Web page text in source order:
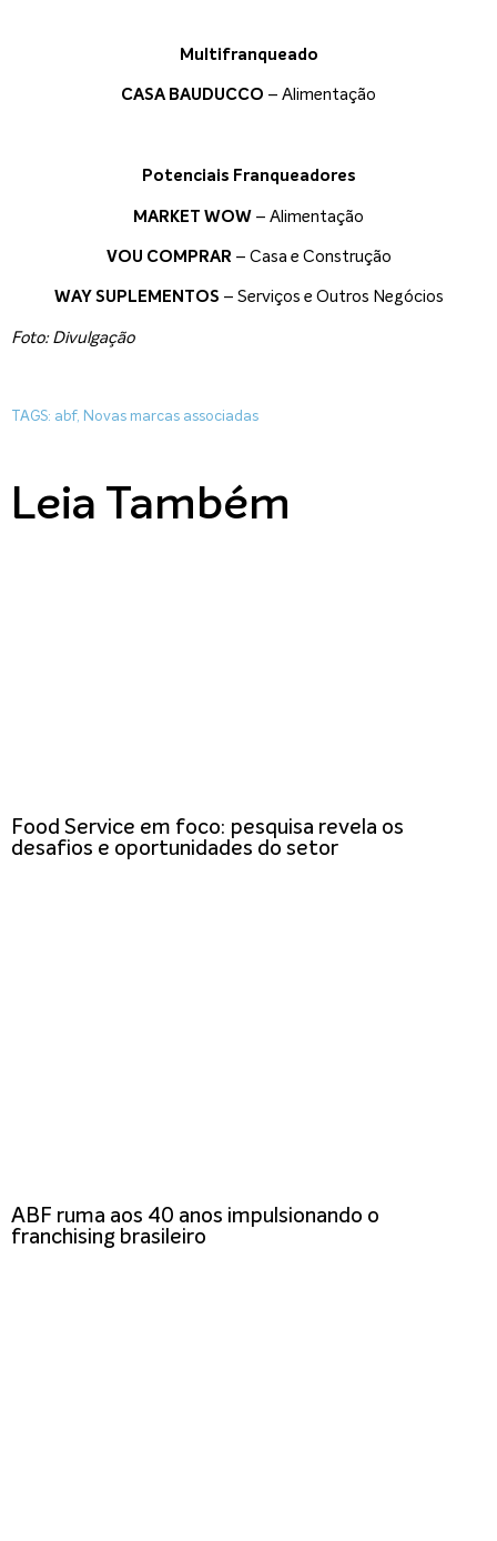
Multifranqueado
CASA BAUDUCCO – Alimentação
Potenciais Franqueadores
MARKET WOW – Alimentação
VOU COMPRAR – Casa e Construção
WAY SUPLEMENTOS – Serviços e Outros Negócios
Foto: Divulgação
TAGS: abf, Novas marcas associadas
Leia Também
Food Service em foco: pesquisa revela os
desafios e oportunidades do setor
ABF ruma aos 40 anos impulsionando o
franchising brasileiro